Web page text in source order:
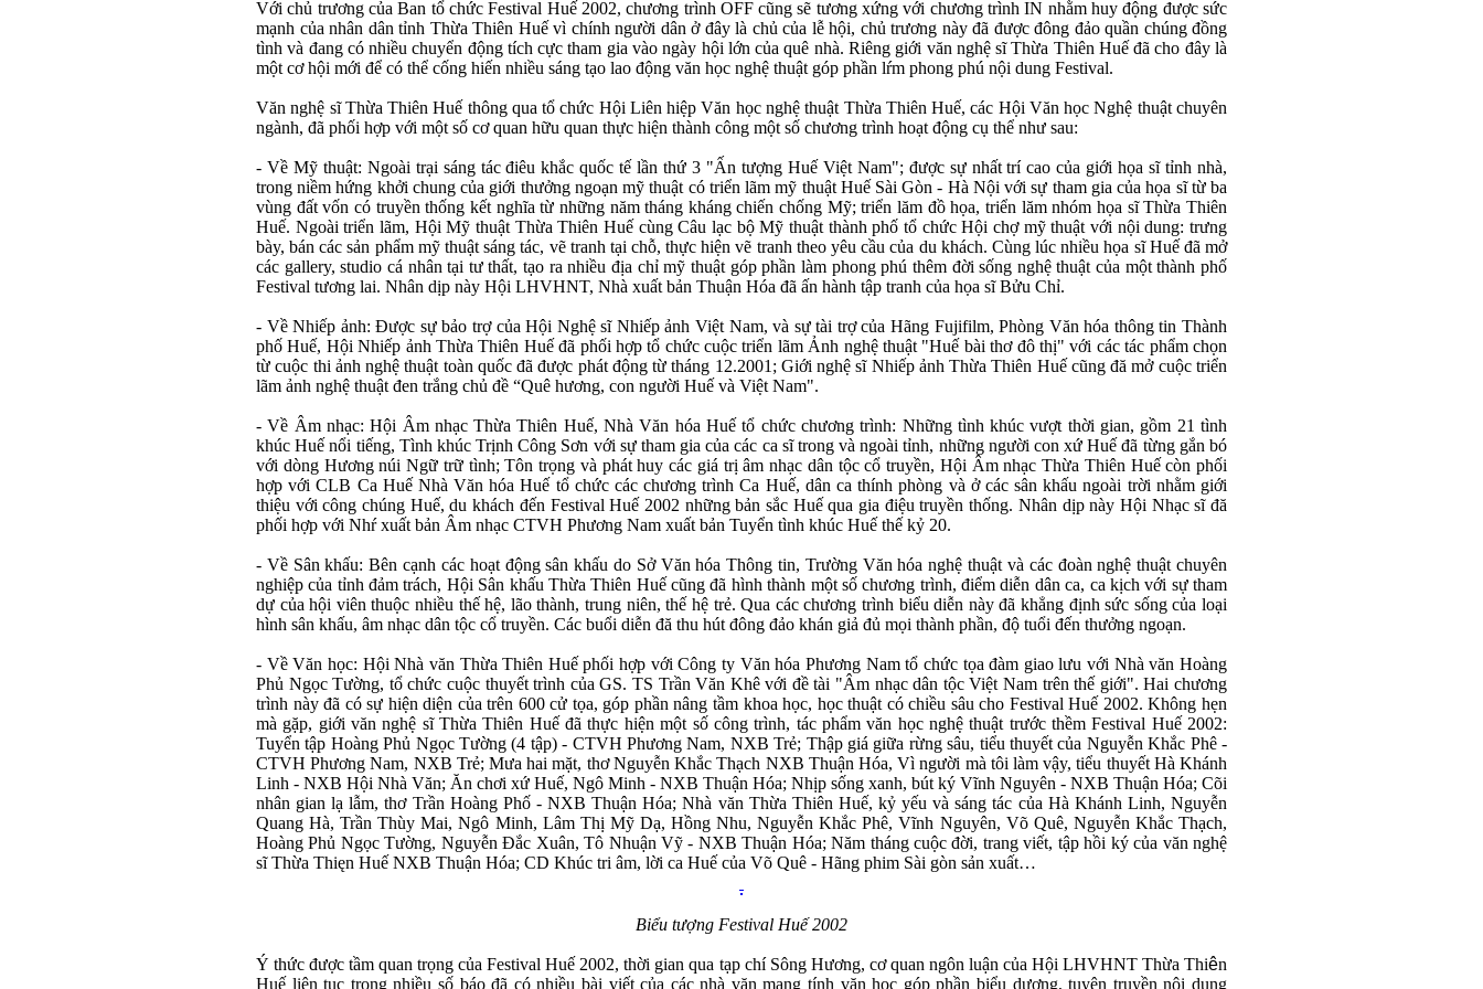
Với chủ trương của Ban tổ chức Festival Huế 2002, chương trình OFF cũng sẽ tương xứng với chương trình IN nhằm huy động được sức
mạnh của nhân dân tỉnh Thừa Thiên Huế vì chính người dân ở đây là chủ của lễ hội, chủ trương này đã được đông đảo quần chúng đồng
tình và đang có nhiều chuyển động tích cực tham gia vào ngày hội lớn của quê nhà. Riêng giới văn nghệ sĩ Thừa Thiên Huế đã cho đây là
một cơ hội mới để có thể cống hiến nhiều sáng tạo lao động văn học nghệ thuật góp phần lŕm phong phú nội dung Festival.
Văn nghệ sĩ Thừa Thiên Huế thông qua tổ chức Hội Liên hiệp Văn học nghệ thuật Thừa Thiên Huế, các Hội Văn học Nghệ thuật chuyên
ngành, đã phối hợp với một số cơ quan hữu quan thực hiện thành công một số chương trình hoạt động cụ thể như sau:
- Về Mỹ thuật: Ngoài trại sáng tác điêu khắc quốc tế lần thứ 3 "Ấn tượng Huế Việt Nam"; được sự nhất trí cao của giới họa sĩ tỉnh nhà,
trong niềm hứng khởi chung của giới thưởng ngoạn mỹ thuật có triển lãm mỹ thuật Huế Sài Gòn - Hà Nội với sự tham gia của họa sĩ từ ba
vùng đất vốn có truyền thống kết nghĩa từ những năm tháng kháng chiến chống Mỹ; triển lăm đồ họa, triển lăm nhóm họa sĩ Thừa Thiên
Huế. Ngoài triển lãm, Hội Mỹ thuật Thừa Thiên Huế cùng Câu lạc bộ Mỹ thuật thành phố tổ chức Hội chợ mỹ thuật với nội dung: trưng
bày, bán các sản phẩm mỹ thuật sáng tác, vẽ tranh tại chỗ, thực hiện vẽ tranh theo yêu cầu của du khách. Cùng lúc nhiều họa sĩ Huế đã mở
các gallery, studio cá nhân tại tư thất, tạo ra nhiều địa chỉ mỹ thuật góp phần làm phong phú thêm đời sống nghệ thuật của một thành phố
Festival tương lai. Nhân dịp này Hội LHVHNT, Nhà xuất bản Thuận Hóa đã ấn hành tập tranh của họa sĩ Bửu Chỉ.
- Về Nhiếp ảnh: Ðược sự bảo trợ của Hội Nghệ sĩ Nhiếp ảnh Việt Nam, và sự tài trợ của Hãng Fujifilm, Phòng Văn hóa thông tin Thành
phố Huế, Hội Nhiếp ảnh Thừa Thiên Huế đã phối hợp tổ chức cuộc triển lãm Ảnh nghệ thuật "Huế bài thơ đô thị" với các tác phẩm chọn
từ cuộc thi ảnh nghệ thuật toàn quốc đã được phát động từ tháng 12.2001; Giới nghệ sĩ Nhiếp ảnh Thừa Thiên Huế cũng đă mở cuộc triển
lãm ảnh nghệ thuật đen trắng chủ đề “Quê hương, con người Huế và Việt Nam".
- Về Âm nhạc: Hội Âm nhạc Thừa Thiên Huế, Nhà Văn hóa Huế tổ chức chương trình: Những tình khúc vượt thời gian, gồm 21 tình
khúc Huế nổi tiếng, Tình khúc Trịnh Công Sơn với sự tham gia của các ca sĩ trong và ngoài tỉnh, những người con xứ Huế đã từng gắn bó
với dòng Hương núi Ngữ trữ tình; Tôn trọng và phát huy các giá trị âm nhạc dân tộc cổ truyền, Hội Âm nhạc Thừa Thiên Huế còn phối
hợp với CLB Ca Huế Nhà Văn hóa Huế tổ chức các chương trình Ca Huế, dân ca thính phòng và ở các sân khấu ngoài trời nhằm giới
thiệu với công chúng Huế, du khách đến Festival Huế 2002 những bản sắc Huế qua gia điệu truyền thống. Nhân dịp này Hội Nhạc sĩ đă
phối hợp với Nhŕ xuất bản Âm nhạc CTVH Phương Nam xuất bản Tuyển tình khúc Huế thế kỷ 20.
- Về Sân khấu: Bên cạnh các hoạt động sân khấu do Sở Văn hóa Thông tin, Trường Văn hóa nghệ thuật và các đoàn nghệ thuật chuyên
nghiệp của tỉnh đảm trách, Hội Sân khấu Thừa Thiên Huế cũng đã hình thành một số chương trình, điểm diễn dân ca, ca kịch với sự tham
dự của hội viên thuộc nhiều thế hệ, lão thành, trung niên, thế hệ trẻ. Qua các chương trình biểu diễn này đã khẳng định sức sống của loại
hình sân khấu, âm nhạc dân tộc cổ truyền. Các buổi diễn đă thu hút đông đảo khán giả đủ mọi thành phần, độ tuổi đến thưởng ngoạn.
- Về Văn học: Hội Nhà văn Thừa Thiên Huế phối hợp với Công ty Văn hóa Phương Nam tổ chức tọa đàm giao lưu với Nhà văn Hoàng
Phủ Ngọc Tường, tổ chức cuộc thuyết trình của GS. TS Trần Văn Khê với đề tài "Âm nhạc dân tộc Việt Nam trên thế giới". Hai chương
trình này đã có sự hiện diện của trên 600 cử tọa, góp phần nâng tầm khoa học, học thuật có chiều sâu cho Festival Huế 2002. Không hẹn
mà gặp, giới văn nghệ sĩ Thừa Thiên Huế đã thực hiện một số công trình, tác phẩm văn học nghệ thuật trước thềm Festival Huế 2002:
Tuyển tập Hoàng Phủ Ngọc Tường (4 tập) - CTVH Phương Nam, NXB Trẻ; Thập giá giữa rừng sâu, tiểu thuyết của Nguyễn Khắc Phê -
CTVH Phương Nam, NXB Trẻ; Mưa hai mặt, thơ Nguyễn Khắc Thạch NXB Thuận Hóa, Vì người mà tôi làm vậy, tiểu thuyết Hà Khánh
Linh - NXB Hội Nhà Văn; Ăn chơi xứ Huế, Ngô Minh - NXB Thuận Hóa; Nhịp sống xanh, bút ký Vĩnh Nguyên - NXB Thuận Hóa; Cõi
nhân gian lạ lẫm, thơ Trần Hoàng Phố - NXB Thuận Hóa; Nhà văn Thừa Thiên Huế, kỷ yếu và sáng tác của Hà Khánh Linh, Nguyễn
Quang Hà, Trần Thùy Mai, Ngô Minh, Lâm Thị Mỹ Dạ, Hồng Nhu, Nguyễn Khắc Phê, Vĩnh Nguyên, Võ Quê, Nguyễn Khắc Thạch,
Hoàng Phủ Ngọc Tường, Nguyễn Ðắc Xuân, Tô Nhuận Vỹ - NXB Thuận Hóa; Năm tháng cuộc đời, trang viết, tập hồi ký của văn nghệ
sĩ Thừa Thięn Huế NXB Thuận Hóa; CD Khúc tri âm, lời ca Huế của Võ Quê - Hãng phim Sài gòn sản xuất…
Biểu tượng Festival Huế 2002
Ý thức được tầm quan trọng của Festival Huế 2002, thời gian qua tạp chí Sông Hương, cơ quan ngôn luận của Hội LHVHNT Thừa Thiên
Huế liên tục trong nhiều số báo đã có nhiều bài viết của các nhà văn mang tính văn học góp phần biểu dương, tuyên truyền nội dung